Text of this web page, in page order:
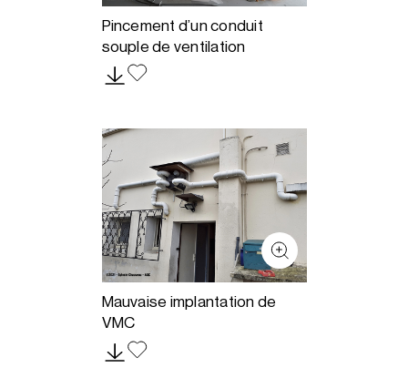
Pincement d’un conduit
souple de ventilation
Mauvaise implantation de
VMC